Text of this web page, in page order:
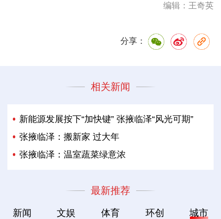
编辑：王奇英
分享：
相关新闻
新能源发展按下“加快键” 张掖临泽“风光可期”
张掖临泽：搬新家 过大年
张掖临泽：温室蔬菜绿意浓
最新推荐
新闻 文娱 体育 环创 城市